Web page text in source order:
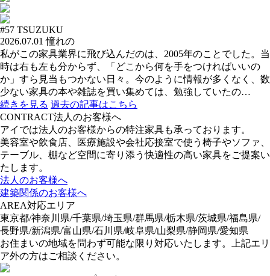
#57 TSUZUKU
2026.07.01 憧れの
私がこの家具業界に飛び込んだのは、2005年のことでした。当
時は右も左も分からず、「どこから何を手をつければいいの
か」すら見当もつかない日々。今のように情報が多くなく、数
少ない家具の本や雑誌を買い集めては、勉強していたの…
続きを見る 過去の記事はこちら
CONTRACT法人のお客様へ
アイでは法人のお客様からの特注家具も承っております。
美容室や飲食店、医療施設や会社応接室で使う椅子やソファ、
テーブル、棚など空間に寄り添う快適性の高い家具をご提案い
たします。
法人のお客様へ
建築関係のお客様へ
AREA対応エリア
東京都/神奈川県/千葉県/埼玉県/群馬県/栃木県/茨城県/福島県/
長野県/新潟県/富山県/石川県/岐阜県/山梨県/静岡県/愛知県
お住まいの地域を問わず可能な限り対応いたします。上記エリ
ア外の方はご相談ください。